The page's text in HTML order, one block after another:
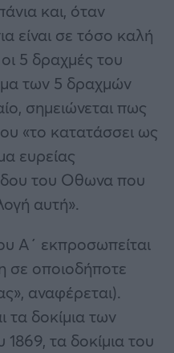
και, όταν
είναι σε τόσο καλή
5 δραχμές του
των 5 δραχμών
σημειώνεται πως
«το κατατάσσει ως
ευρείας
του Οθωνα που
αυτή».
Α΄ εκπροσωπείται
σε οποιοδήποτε
αναφέρεται).
τα δοκίμια των
τα δοκίμια του